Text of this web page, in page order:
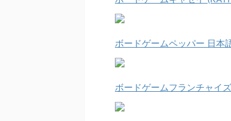
ボードゲームペッパー 日本
ボードゲームフランチャイ